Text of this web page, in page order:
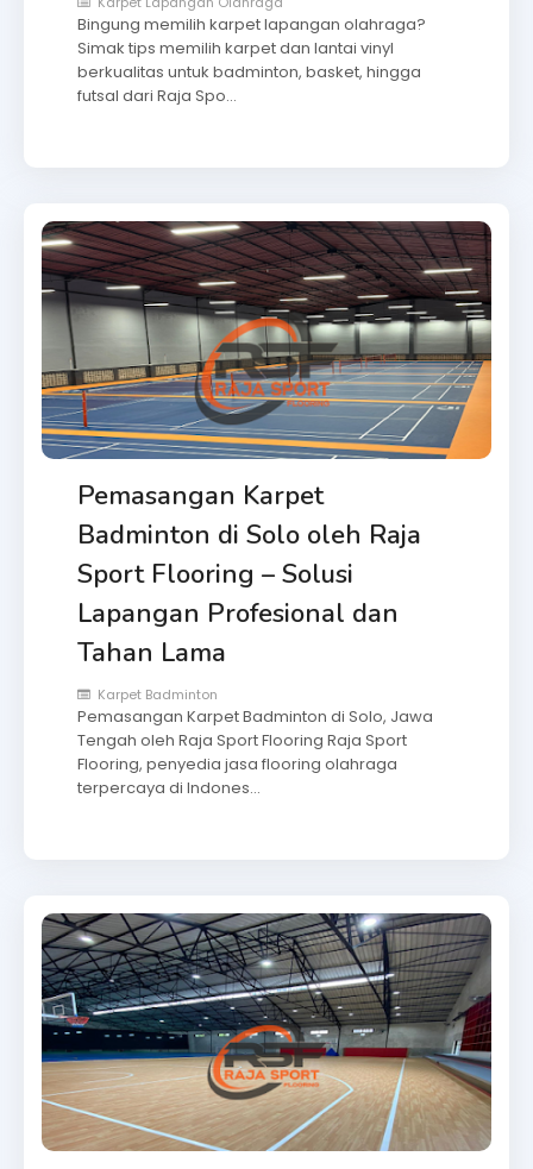
Bingung memilih karpet lapangan olahraga?
Simak tips memilih karpet dan lantai vinyl
berkualitas untuk badminton, basket, hingga
futsal dari Raja Spo…
Pemasangan Karpet
Badminton di Solo oleh Raja
Sport Flooring – Solusi
Lapangan Profesional dan
Tahan Lama
Karpet Badminton
Pemasangan Karpet Badminton di Solo, Jawa
Tengah oleh Raja Sport Flooring Raja Sport
Flooring, penyedia jasa flooring olahraga
terpercaya di Indones…